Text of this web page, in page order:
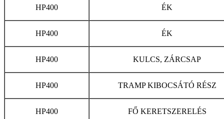
HP400 ÉK
HP400 ÉK
HP400 KULCS, ZÁRCSAP
HP400 TRAMP KIBOCSÁTÓ RÉSZ
HP400 FŐ KERETSZERELÉS